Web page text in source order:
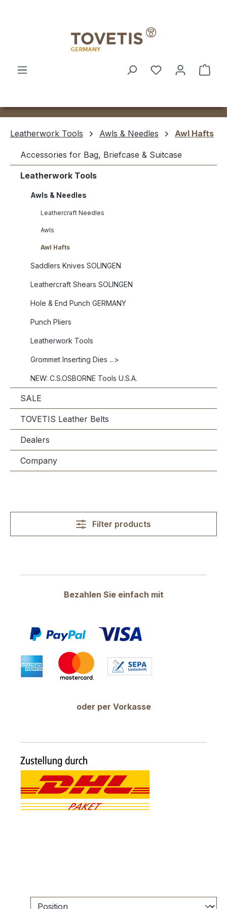
Leatherwork Tools Awls & Needles Awl Hafts
Accessories for Bag, Briefcase & Suitcase
Leatherwork Tools
Awls & Needles
Leathercraft Needles
Awls
Awl Hafts
Saddlers Knives SOLINGEN
Leathercraft Shears SOLINGEN
Hole & End Punch GERMANY
Punch Pliers
Leatherwork Tools
Grommet Inserting Dies ...>
NEW: C.S.OSBORNE Tools U.S.A.
SALE
TOVETIS Leather Belts
Dealers
Company
Filter products
Bezahlen Sie einfach mit
oder per Vorkasse